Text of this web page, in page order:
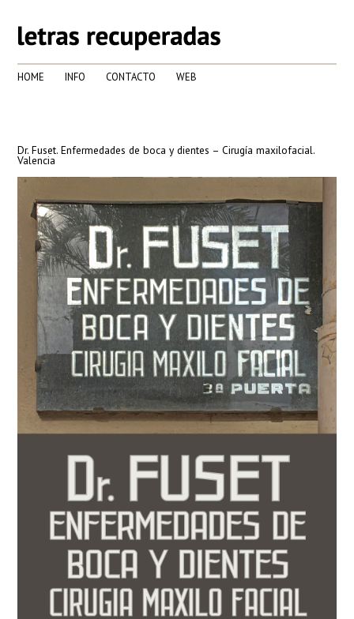
HOME INFO CONTACTO WEB
Dr. Fuset. Enfermedades de boca y dientes – Cirugía maxilofacial.
Valencia